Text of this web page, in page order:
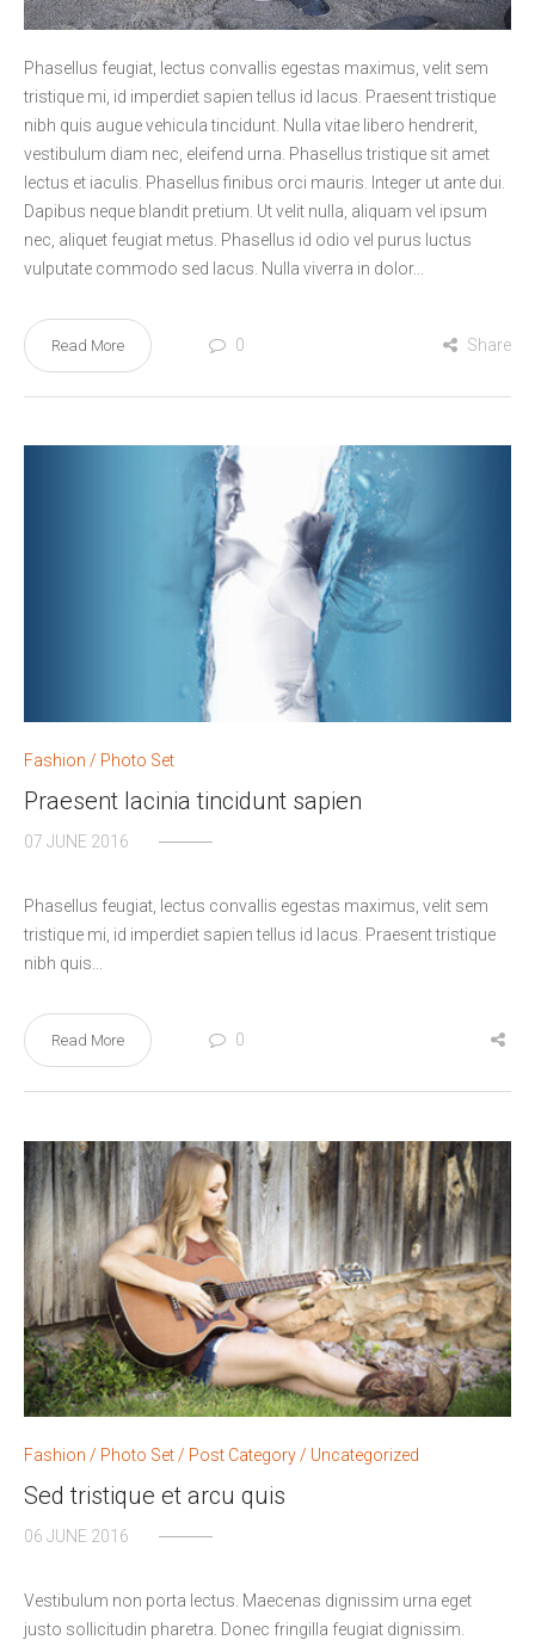
Phasellus feugiat, lectus convallis egestas maximus, velit sem
tristique mi, id imperdiet sapien tellus id lacus. Praesent tristique
nibh quis augue vehicula tincidunt. Nulla vitae libero hendrerit,
vestibulum diam nec, eleifend urna. Phasellus tristique sit amet
lectus et iaculis. Phasellus finibus orci mauris. Integer ut ante dui.
Dapibus neque blandit pretium. Ut velit nulla, aliquam vel ipsum
nec, aliquet feugiat metus. Phasellus id odio vel purus luctus
vulputate commodo sed lacus. Nulla viverra in dolor...
Read More 0 Share
Fashion / Photo Set
Praesent lacinia tincidunt sapien
07 JUNE 2016
Phasellus feugiat, lectus convallis egestas maximus, velit sem
tristique mi, id imperdiet sapien tellus id lacus. Praesent tristique
nibh quis...
Read More 0
Fashion / Photo Set / Post Category / Uncategorized
Sed tristique et arcu quis
06 JUNE 2016
Vestibulum non porta lectus. Maecenas dignissim urna eget
justo sollicitudin pharetra. Donec fringilla feugiat dignissim.